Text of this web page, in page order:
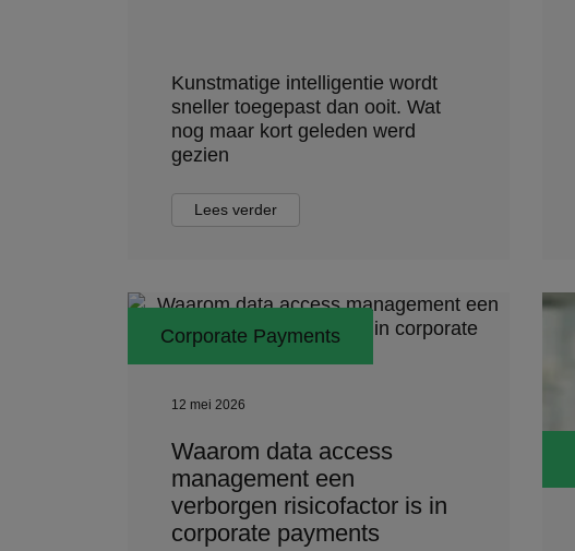
Kunstmatige intelligentie wordt
sneller toegepast dan ooit. Wat
nog maar kort geleden werd
gezien
Lees verder
Corporate Payments
12 mei 2026
Waarom data access
management een
verborgen risicofactor is in
corporate payments